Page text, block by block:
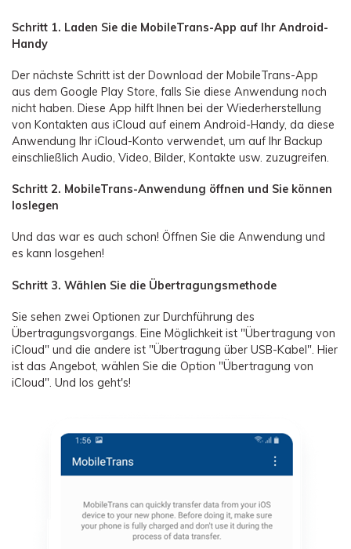
Schritt 1. Laden Sie die MobileTrans-App auf Ihr Android-
Handy
Der nächste Schritt ist der Download der MobileTrans-App
aus dem Google Play Store, falls Sie diese Anwendung noch
nicht haben. Diese App hilft Ihnen bei der Wiederherstellung
von Kontakten aus iCloud auf einem Android-Handy, da diese
Anwendung Ihr iCloud-Konto verwendet, um auf Ihr Backup
einschließlich Audio, Video, Bilder, Kontakte usw. zuzugreifen.
Schritt 2. MobileTrans-Anwendung öffnen und Sie können
loslegen
Und das war es auch schon! Öffnen Sie die Anwendung und
es kann losgehen!
Schritt 3. Wählen Sie die Übertragungsmethode
Sie sehen zwei Optionen zur Durchführung des
Übertragungsvorgangs. Eine Möglichkeit ist "Übertragung von
iCloud" und die andere ist "Übertragung über USB-Kabel". Hier
ist das Angebot, wählen Sie die Option "Übertragung von
iCloud". Und los geht's!